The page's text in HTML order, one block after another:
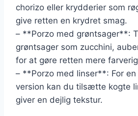
chorizo eller krydderier som
give retten en krydret smag.
– **Porzo med grøntsager**:
grøntsager som zucchini,
for at gøre retten mere
– **Porzo med linser**: For en
version kan du tilsætte kogte
giver en dejlig tekstur.